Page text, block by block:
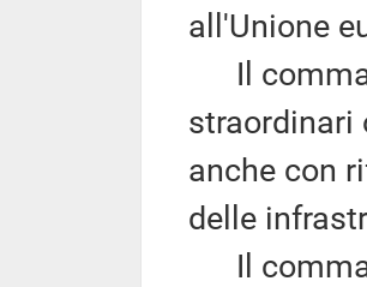
all'Unione
Il comma
straordinari
anche con
delle
Il comma